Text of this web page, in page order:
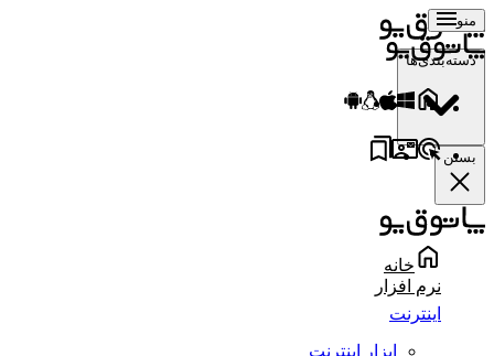
منو
دسته‌بندی‌ها
بستن
خانه
نرم افزار
اینترنت
ابزار اینترنت